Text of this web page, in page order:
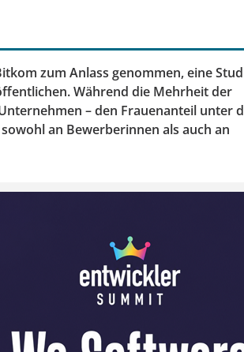
zum Anlass genommen, eine
Während die Mehrheit der
– den Frauenanteil unter
an Bewerberinnen als auch an